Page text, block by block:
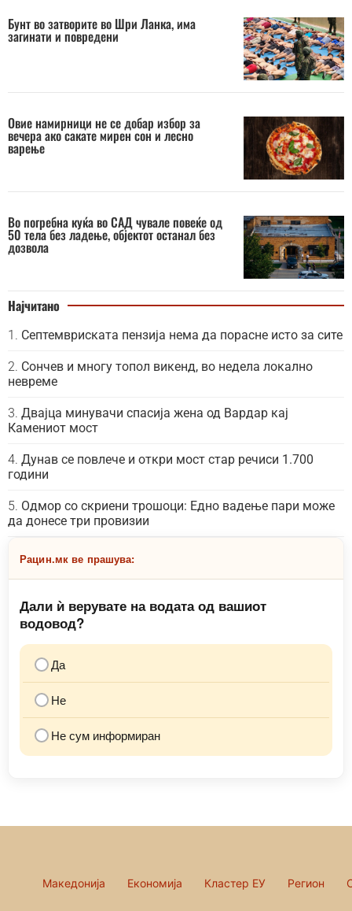
Бунт во затворите во Шри Ланка, има
загинати и повредени
Овие намирници не се добар избор за
вечера ако сакате мирен сон и лесно
варење
Во погребна куќа во САД чувале повеќе од
50 тела без ладење, објектот останал без
дозвола
Најчитано
Септемвриската пензија нема да порасне исто за сите
Сончев и многу топол викенд, во недела локално
невреме
Двајца минувачи спасија жена од Вардар кај
Камениот мост
Дунав се повлече и откри мост стар речиси 1.700
години
Одмор со скриени трошоци: Едно вадење пари може
да донесе три провизии
Рацин.мк ве прашува:
Дали ѝ верувате на водата од вашиот
водовод?
Да
Не
Не сум информиран
Македонија Економија Кластер ЕУ Регион